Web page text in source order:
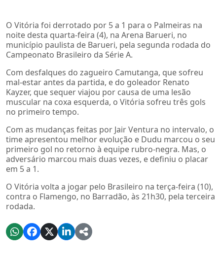
O Vitória foi derrotado por 5 a 1 para o Palmeiras na
noite desta quarta-feira (4), na Arena Barueri, no
município paulista de Barueri, pela segunda rodada do
Campeonato Brasileiro da Série A.
Com desfalques do zagueiro Camutanga, que sofreu
mal-estar antes da partida, e do goleador Renato
Kayzer, que sequer viajou por causa de uma lesão
muscular na coxa esquerda, o Vitória sofreu três gols
no primeiro tempo.
Com as mudanças feitas por Jair Ventura no intervalo, o
time apresentou melhor evolução e Dudu marcou o seu
primeiro gol no retorno à equipe rubro-negra. Mas, o
adversário marcou mais duas vezes, e definiu o placar
em 5 a 1.
O Vitória volta a jogar pelo Brasileiro na terça-feira (10),
contra o Flamengo, no Barradão, às 21h30, pela terceira
rodada.